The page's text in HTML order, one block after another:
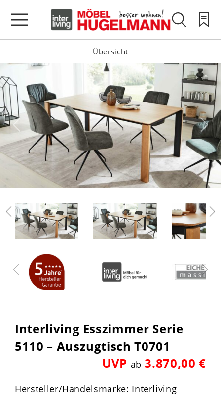
Übersicht
Interliving Esszimmer Serie
5110 – Auszugtisch T0701
UVP ab 3.870,00 €
Hersteller/Handelsmarke: Interliving